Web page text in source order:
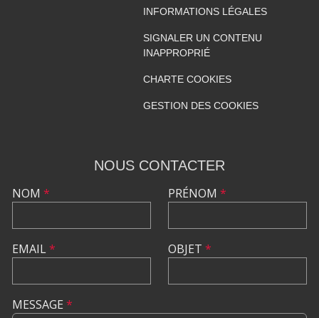
INFORMATIONS LÉGALES
SIGNALER UN CONTENU
INAPPROPRIÉ
CHARTE COOKIES
GESTION DES COOKIES
NOUS CONTACTER
NOM *
EMAIL*
PRÉNOM *
OBJET *
MESSAGE *